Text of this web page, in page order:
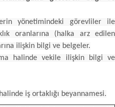
yönetimindeki görevliler ile
oranlarına (halka arz edilen
ilişkin bilgi ve belgeler.
halinde vekile ilişkin bilgi ve
iş ortaklığı beyannamesi.